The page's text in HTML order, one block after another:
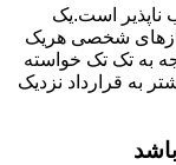
ناپذیر است.یک
شخصی هریک
به تک تک خواسته
به قرارداد نزدیک